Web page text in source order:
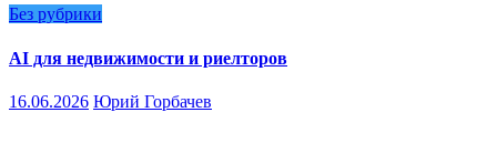
Без рубрики
AI для недвижимости и риелторов
16.06.2026 Юрий Горбачев